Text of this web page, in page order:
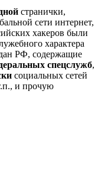
странички,
сети интернет,
хакеров были
характера
РФ, содержащие
спецслужб,
социальных сетей
и прочую